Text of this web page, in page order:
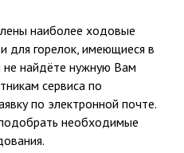
наиболее ходовые
для горелок, имеющиеся в
не найдёте нужную Вам
сервиса по
по электронной почте.
необходимые